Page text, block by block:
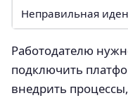
Неправильная
Работодателю
подключить
внедрить